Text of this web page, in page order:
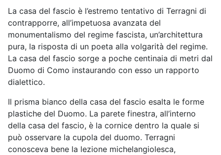
La casa del fascio è l’estremo tentativo di Terragni di
contrapporre, all’impetuosa avanzata del
monumentalismo del regime fascista, un’architettura
pura, la risposta di un poeta alla volgarità del regime.
La casa del fascio sorge a poche centinaia di metri dal
Duomo di Como instaurando con esso un rapporto
dialettico.
Il prisma bianco della casa del fascio esalta le forme
plastiche del Duomo. La parete finestra, all’interno
della casa del fascio, è la cornice dentro la quale si
può osservare la cupola del duomo. Terragni
conosceva bene la lezione michelangiolesca,